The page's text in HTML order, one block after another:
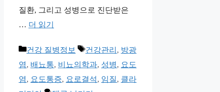
질환, 그리고 성병으로 진단받은
… 더 읽기
카
테
고
건강 질병정보
태
그
건강관리 , 방광
염, 배뇨통, 비뇨의학과, 성병, 요도
염, 요도통증, 요로결석, 임질, 클라